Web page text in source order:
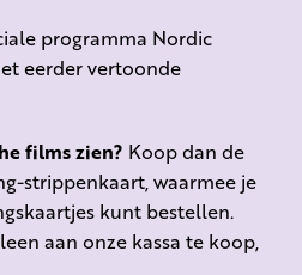
programma Nordic
eerder vertoonde
films zien? Koop dan de
strippenkaart, waarmee je
kunt bestellen.
aan onze kassa te koop,